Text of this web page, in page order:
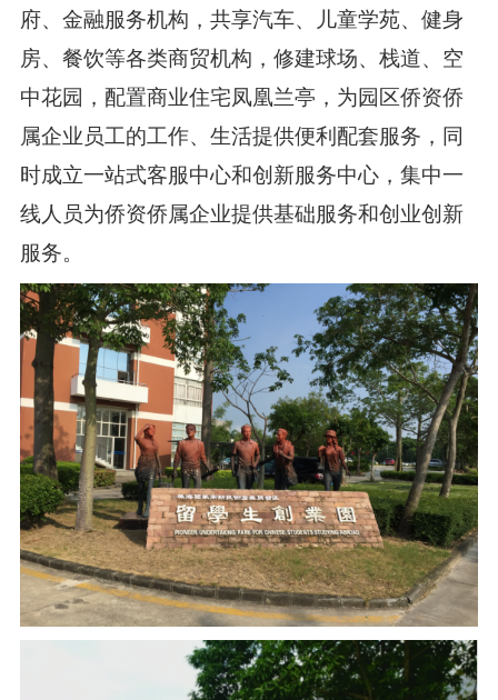
府、金融服务机构，共享汽车、儿童学苑、健身
房、餐饮等各类商贸机构， 修建球场、栈道、空
中花园， 配置商业住宅凤凰兰亭， 为园区侨资侨
属企业员工的工作、生活提供便利配套服务，同
时成立一站式客服中心和创新服务中心，集中一
线人员为侨资侨属企业提供基础服务和创业创新
服务。